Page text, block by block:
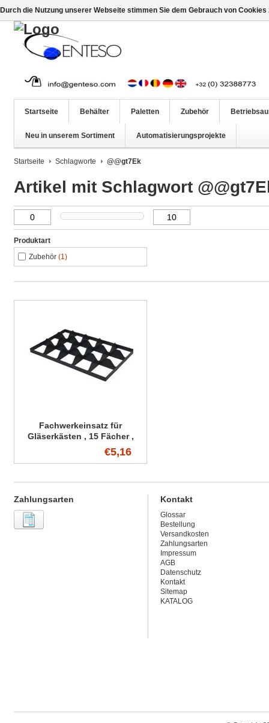
Startseite Behälter Paletten Zubehör
Neu in unserem Sortiment Automatisierungsprojekte
Startseite Schlagworte @@gt7Ek
Artikel mit Schlagwort
Produktart
Zubehör (1)
Fachwerkeinsatz für
Gläserkästen , 15 Fächer ,
€5,16
Zahlungsarten Kontakt
Glossar
Bestellung
Versandkosten
Zahlungsarten
Impressum
AGB
Datenschutz
Kontakt
Sitemap
KATALOG
Durch die Nutzung unserer Webseite stimmen Sie dem Gebrauch von